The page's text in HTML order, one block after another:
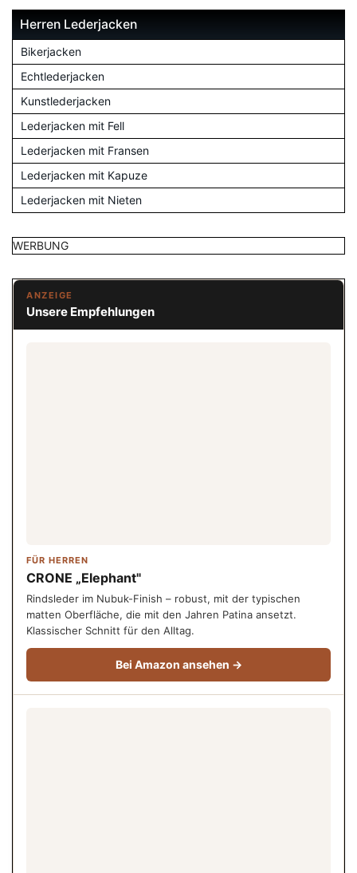
Herren Lederjacken
Bikerjacken
Echtlederjacken
Kunstlederjacken
Lederjacken mit Fell
Lederjacken mit Fransen
Lederjacken mit Kapuze
Lederjacken mit Nieten
WERBUNG
ANZEIGE
Unsere Empfehlungen
FÜR HERREN
CRONE „Elephant"
Rindsleder im Nubuk-Finish – robust, mit der typischen
matten Oberfläche, die mit den Jahren Patina ansetzt.
Klassischer Schnitt für den Alltag.
Bei Amazon ansehen →